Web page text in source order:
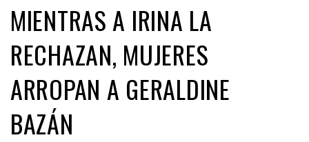
MIENTRAS A IRINA LA
RECHAZAN, MUJERES
ARROPAN A GERALDINE
BAZÁN